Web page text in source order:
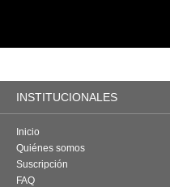
INSTITUCIONALES
Inicio
Quiénes somos
Suscripción
FAQ